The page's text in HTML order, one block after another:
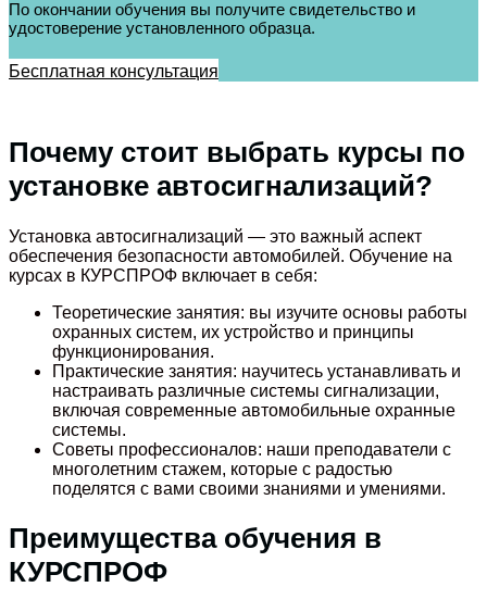
По окончании обучения вы получите свидетельство и
удостоверение установленного образца.
Бесплатная консультация
Почему стоит выбрать курсы по
установке автосигнализаций?
Установка автосигнализаций — это важный аспект
обеспечения безопасности автомобилей. Обучение на
курсах в КУРСПРОФ включает в себя:
Теоретические занятия: вы изучите основы работы
охранных систем, их устройство и принципы
функционирования.
Практические занятия: научитесь устанавливать и
настраивать различные системы сигнализации,
включая современные автомобильные охранные
системы.
Советы профессионалов: наши преподаватели с
многолетним стажем, которые с радостью
поделятся с вами своими знаниями и умениями.
Преимущества обучения в
КУРСПРОФ